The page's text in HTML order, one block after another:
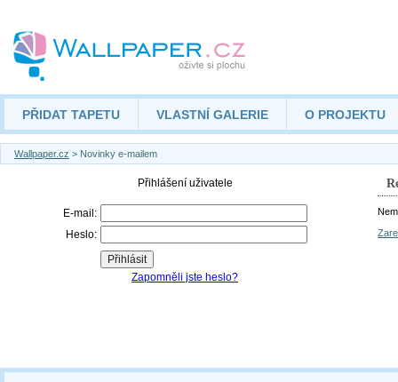
PŘIDAT TAPETU VLASTNÍ GALERIE O PROJEKTU
Wallpaper.cz > Novinky e-mailem